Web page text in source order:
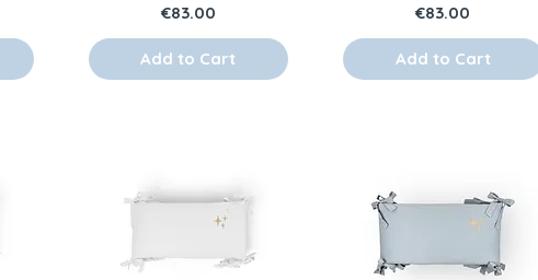
Price
€83.00
Add to Cart
Price
€83.00
Add to Cart